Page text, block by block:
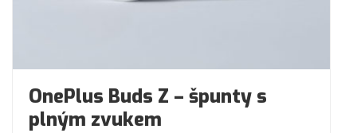
OnePlus Buds Z – špunty s
plným zvukem